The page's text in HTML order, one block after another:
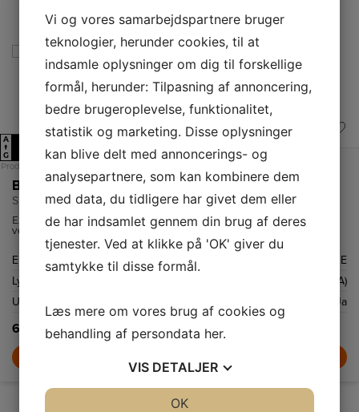
A
↑
G
Produktdatablad
Bosch Opvaskemaskine
SPU4HMS10E
ExtraDry er en speciel funktion, der øger tørreresultatet på servicet
ved at øge temperaturen under det sidste skylletrin og forlænge
tørretiden. Dette kan især være nyttigt til at fjerne genstridige
vandpletter på glas- og plastikgenstande, som kan være vanskelige at
opnå med standardindstillinger. Ved at bruge ExtraDry-funktionen
kan du få en bedre og mere effektiv tørring af opvasken.
Energiklasse
E
Lydniveau
44 dB(A)
Udskudt start
Ja
6.799,-
Vi og vores samarbejdspartnere bruger
teknologier, herunder cookies, til at
indsamle oplysninger om dig til forskellige
formål, herunder: Tilpasning af annoncering,
bedre brugeroplevelse, funktionalitet,
statistik og marketing. Disse oplysninger
kan blive delt med annoncerings- og
analysepartnere, som kan kombinere dem
med data, du tidligere har givet dem eller
de har indsamlet gennem din brug af deres
tjenester. Ved at klikke på 'OK' giver du
samtykke til disse formål.
Læs mere om vores brug af cookies og
behandling af persondata her.
VIS DETALJER
OK